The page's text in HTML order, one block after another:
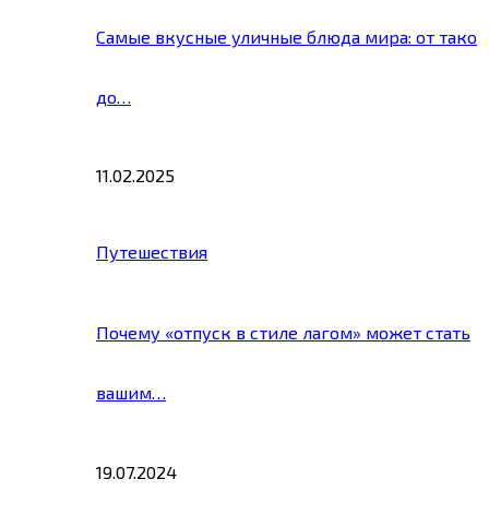
Самые вкусные уличные блюда мира: от тако
до…
11.02.2025
Путешествия
Почему «отпуск в стиле лагом» может стать
вашим…
19.07.2024